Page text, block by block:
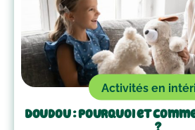
Activités en
Doudou : pourquoi et